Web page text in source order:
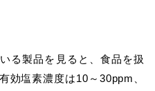
る製品を見ると、食品を扱
効塩素濃度は10～30ppm、